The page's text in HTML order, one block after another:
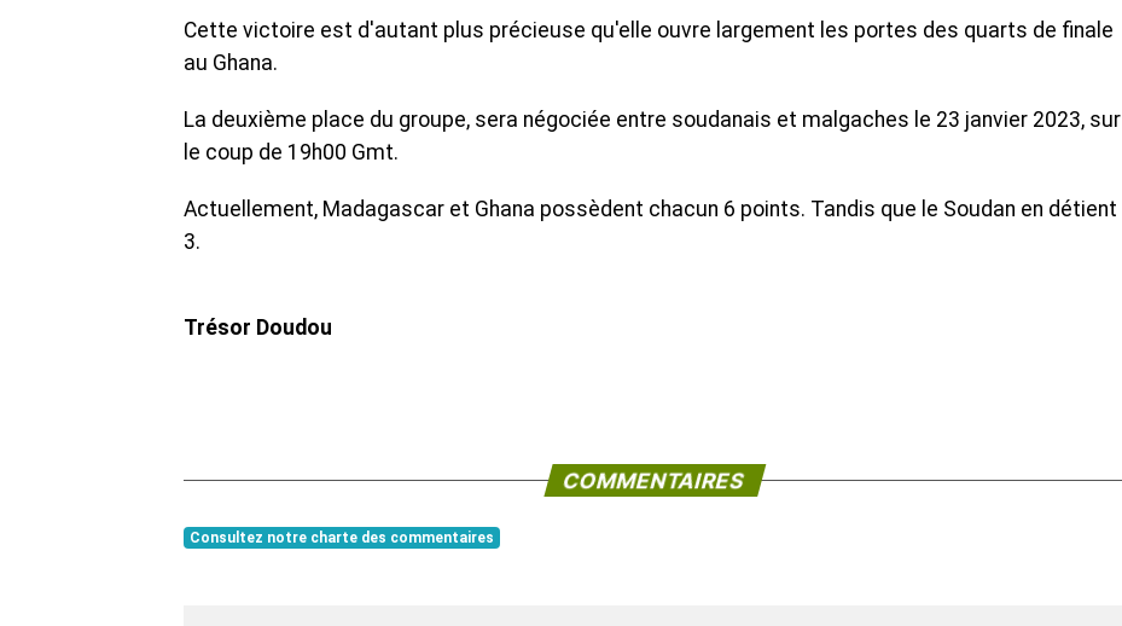
Cette victoire est d'autant plus précieuse qu'elle ouvre largement les portes des quarts de finale
au Ghana.
La deuxième place du groupe, sera négociée entre soudanais et malgaches le 23 janvier 2023, sur
le coup de 19h00 Gmt.
Actuellement, Madagascar et Ghana possèdent chacun 6 points. Tandis que le Soudan en détient
3.
Trésor Doudou
COMMENTAIRES
Consultez notre charte des commentaires